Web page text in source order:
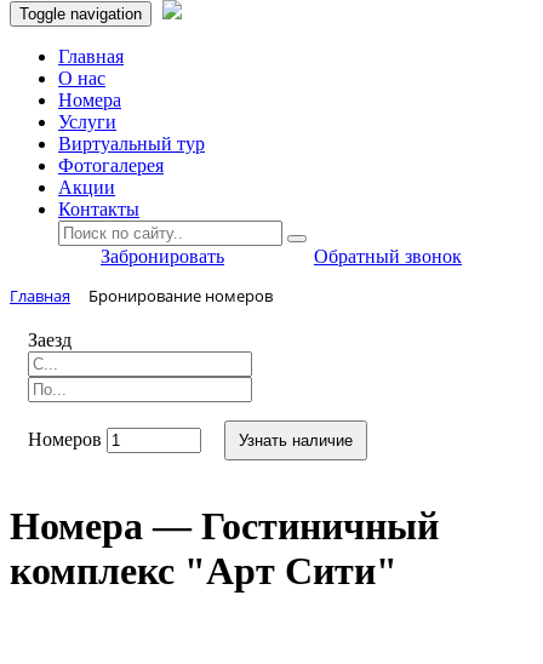
Toggle navigation
Главная
O нас
Номера
Услуги
Виртуальный тур
Фотогалерея
Акции
Контакты
Забронировать Обратный звонок
Главная Бронирование номеров
Заезд
Номеров Узнать наличие
Номера — Гостиничный
комплекс "Арт Сити"